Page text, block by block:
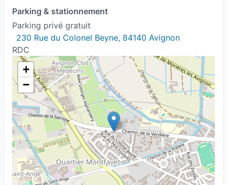
Parking & stationnement
Parking privé gratuit
230 Rue du Colonel Beyne, 84140 Avignon
RDC
+
−